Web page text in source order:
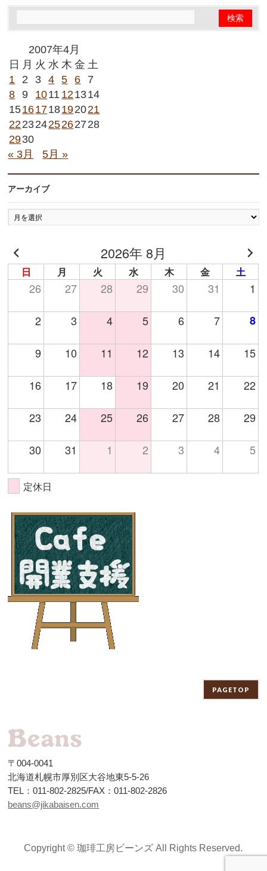
2007年4月
日 月 火 水 木 金 土
1
2 3 4 5 6
7
8
9 1011 121314
15161718192021
222324252627 28
2930
« 3月
5月 »
アーカイブ
ア
ー
イ
ブ
2026年 8月
日 月 火 水 木 金 土
26 27 28 29 30 31 1
2 3 4 5 6 7 8
9 10 11 12 13 14 15
16 17 18 19 20 21 22
23 24 25 26 27 28 29
30 31 1 2 3 4 5
定休日
PAGETOP
〒004-0041
北海道札幌市厚別区大谷地東5-5-26
TEL：011-802-2825/FAX：011-802-2826
beans@jikabaisen.com
Copyright ©珈琲工房ビーンズ All Rights Reserved.